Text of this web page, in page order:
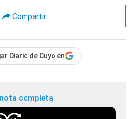
Compartir
Diario de Cuyo en
completa